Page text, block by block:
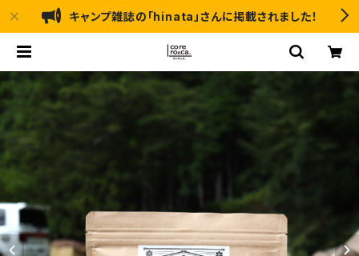
キャンプ雑誌の「hinata」さんに掲載されました！